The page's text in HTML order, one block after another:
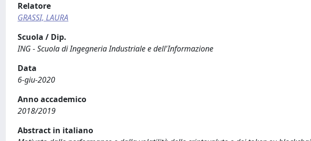
Relatore
GRASSI, LAURA
Scuola / Dip.
ING - Scuola di Ingegneria Industriale e dell'Informazione
Data
6-giu-2020
Anno accademico
2018/2019
Abstract in italiano